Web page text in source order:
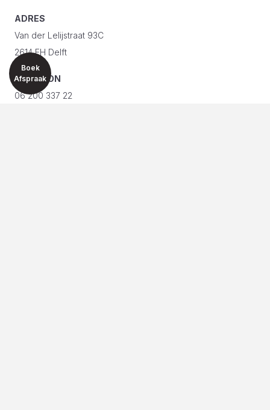
ADRES
Van der Lelijstraat 93C
2614 EH Delft
TELEFOON
06 200 337 22
Boek
Afspraak